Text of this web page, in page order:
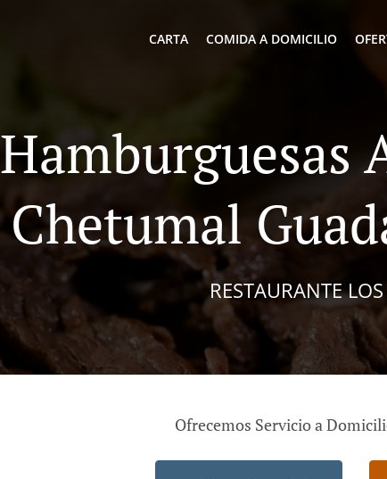
CARTA COMIDA A DOMICILIO
Hamburguesas
Chetumal
RESTAURANTE
Ofrecemos Servicio a